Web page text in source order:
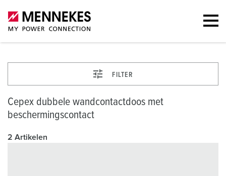
FILTER
Cepex dubbele wandcontactdoos met
beschermingscontact
2 Artikelen